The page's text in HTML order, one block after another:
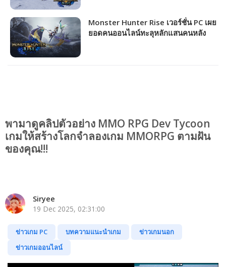
Monster Hunter Rise เวอร์ชั่น PC เผย
ยอดคนออนไลน์ทะลุหลักแสนคนหลัง
พามาดูคลิปตัวอย่าง MMO RPG Dev Tycoon
เกมให้สร้างโลกจำลองเกม MMORPG ตามฝัน
ของคุณ!!!
Siryee
19 Dec 2025, 02:31:00
ข่าวเกม PC บทความแนะนำเกม
ข่าวเกมนอก
ข่าวเกมออนไลน์